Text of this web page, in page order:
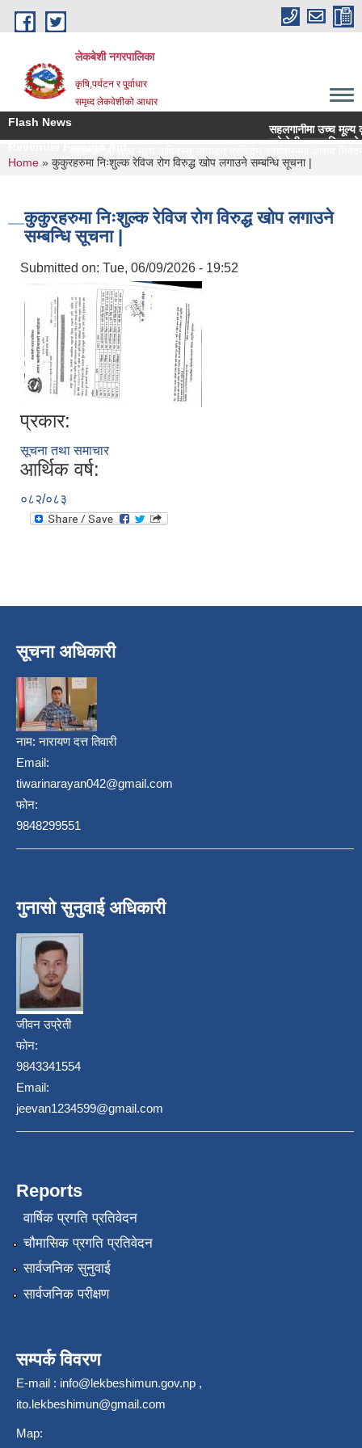
Skip to main content
लेकबेशी नगरपालिका
कृषि,पर्यटन र पू्र्वाधार
समृध्द लेकवेशीको आधार
Flash News
सहलगानीमा उच्च मूल्य
लकेवेशी नगरपालिकाको
You are here
Home » कुकुरहरुमा निःशुल्क रेविज रोग विरुद्ध खोप लगाउने सम्बन्धि सूचना |
कुकुरहरुमा निःशुल्क रेविज रोग विरुद्ध खोप लगाउने
सम्बन्धि सूचना |
Submitted on: Tue, 06/09/2026 - 19:52
प्रकार:
सूचना तथा समाचार
आर्थिक वर्ष:
०८२/०८३
सूचना अधिकारी
नाम:नारायण दत्त तिवारी
Email:
tiwarinarayan042@gmail.com
फोन:
9848299551
गुनासो सुनुवाई अधिकारी
जीवन उप्रेती
फोन:
9843341554
Email:
jeevan1234599@gmail.com
Reports
वार्षिक प्रगति प्रतिवेदन
चौमासिक प्रगति प्रतिवेदन
सार्वजनिक सुनुवाई
सार्वजनिक परीक्षण
सम्पर्क विवरण
E-mail : info@lekbeshimun.gov.np ,
ito.lekbeshimun@gmail.com
Map: